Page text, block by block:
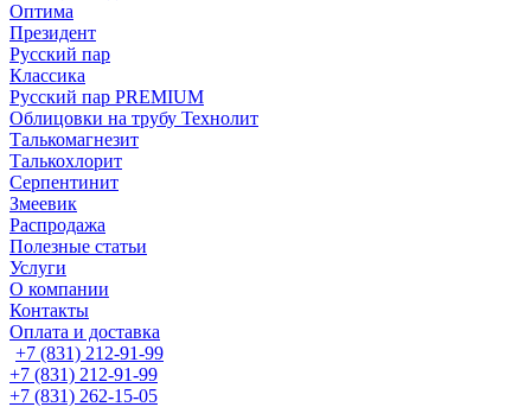
Оптима
Президент
Русский пар
Классика
Русский пар PREMIUM
Облицовки на трубу Технолит
Талькомагнезит
Талькохлорит
Серпентинит
Змеевик
Распродажа
Полезные статьи
Услуги
О компании
Контакты
Оплата и доставка
+7 (831) 212-91-99
+7 (831) 212-91-99
+7 (831) 262-15-05